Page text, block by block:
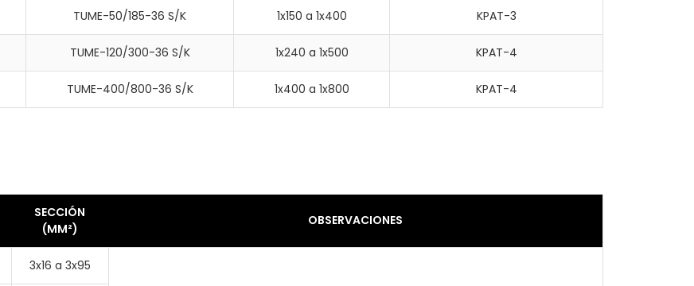
TUME-50/185-36 S/K 1x150 a 1x400 KPAT-3
TUME-120/300-36 S/K 1x240 a 1x500 KPAT-4
TUME-400/800-36 S/K 1x400 a 1x800 KPAT-4
SECCIÓN
(MM²)
OBSERVACIONES
3x16 a 3x95